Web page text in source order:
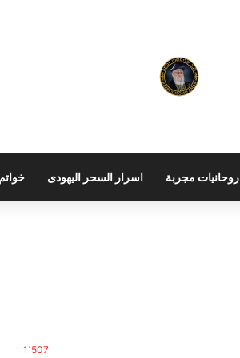
روحانيات مجربة اسرار السحر اليهودى
1٬507